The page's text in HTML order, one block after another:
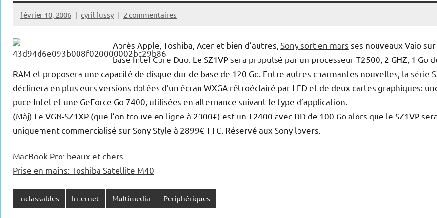
février 10, 2006 cyril fussy 2 commentaires
Après Apple, Toshiba, Acer et bien d’autres, Sony sort en mars ses nouveaux Vaio sur
base Intel Core Duo. Le SZ1VP sera propulsé par un processeur T2500, 2 GHZ, 1 Go
RAM et proposera une capacité de disque dur de base de 120 Go. Entre autres charmantes nouvelles, la série
déclinera en plusieurs versions dotées d’un écran WXGA rétroéclairé par LED et de deux cartes graphiques:
puce Intel et une GeForce Go 7400, utilisées en alternance suivant le type d’application.
(Màj) Le VGN-SZ1XP (que l’on trouve en ligne à 2000€) est un T2400 avec DD de 100 Go alors que le SZ1VP sera
uniquement commercialisé sur Sony Style à 2899€ TTC. Réservé aux Sony lovers.
MacBook Pro: beaux et chers
Prise en mains: Toshiba Satellite M40
Inclassables Internet Multimedia Periphériques